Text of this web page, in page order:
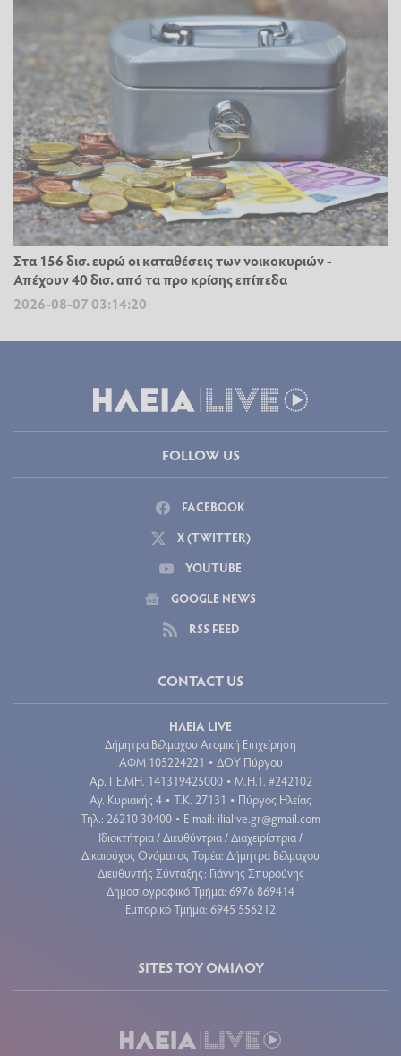
Στα 156 δισ. ευρώ οι καταθέσεις των νοικοκυριών -
Απέχουν 40 δισ. από τα προ κρίσης επίπεδα
2026-08-07 03:14:20
FOLLOW US
FACEBOOK
X (TWITTER)
YOUTUBE
GOOGLE NEWS
RSS FEED
CONTACT US
ΗΛΕΙΑ LIVE
Δήμητρα Βέλμαχου Ατομική Επιχείρηση
ΑΦΜ 105224221 • ΔΟΥ Πύργου
Aρ. Γ.Ε.ΜΗ. 141319425000 • Μ.Η.Τ. #242102
Αγ. Κυριακής 4 • Τ.Κ. 27131 • Πύργος Ηλείας
Τηλ.: 26210 30400 • E-mail: ilialive.gr@gmail.com
Ιδιοκτήτρια / Διευθύντρια / Διαχειρίστρια /
Δικαιούχος Ονόματος Τομέα: Δήμητρα Βέλμαχου
Διευθυντής Σύνταξης: Γιάννης Σπυρούνης
Δημοσιογραφικό Τμήμα: 6976 869414
Εμπορικό Τμήμα: 6945 556212
SITES ΤΟΥ ΟΜΙΛΟΥ